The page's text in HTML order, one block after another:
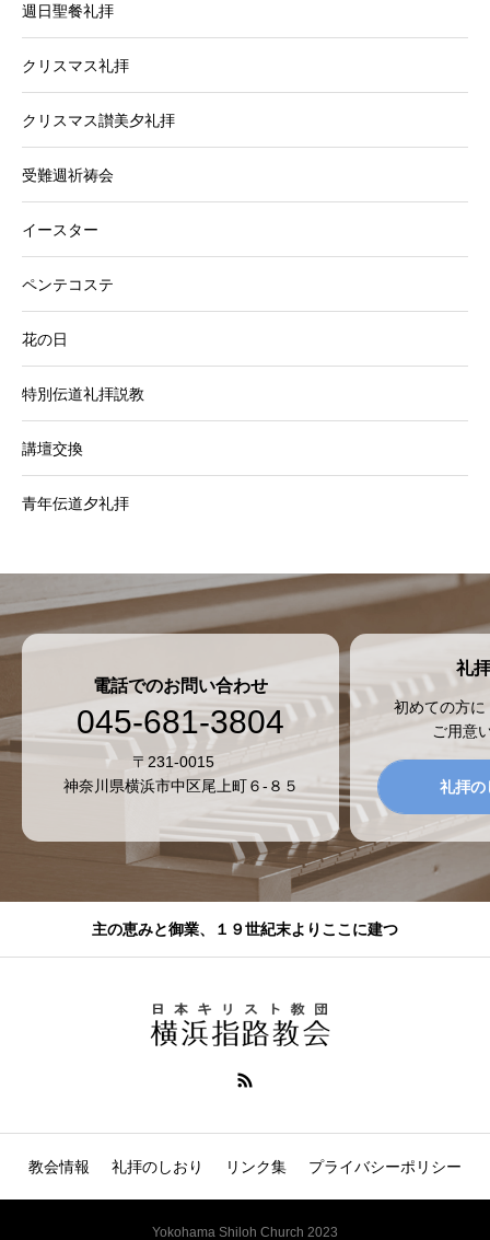
週日聖餐礼拝
クリスマス礼拝
クリスマス讃美夕礼拝
受難週祈祷会
イースター
ペンテコステ
花の日
特別伝道礼拝説教
講壇交換
青年伝道夕礼拝
電話でのお問い合わせ
045-681-3804
〒231-0015
神奈川県横浜市中区尾上町６-８５
礼
初めての方
ご用意
礼拝の
主の恵みと御業、１９世紀末よりここに建つ
教会情報 礼拝のしおり リンク集 プライバシーポリシー
Yokohama Shiloh Church 2023